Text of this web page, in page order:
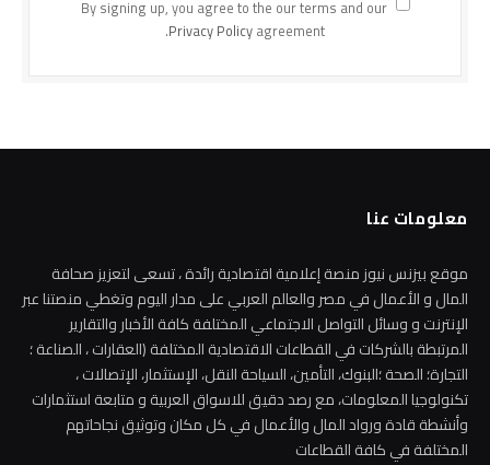
By signing up, you agree to the our terms and our
Privacy Policyagreement.
معلومات عنا
موقع بيزنس نيوز منصة إعلامية اقتصادية رائدة ، تسعى لتعزيز صحافة
المال و الأعمال في مصر والعالم العربي على مدار اليوم وتغطي منصتنا عبر
الإنترنت و وسائل التواصل الاجتماعي المختلفة كافة الأخبار والتقارير
المرتبطة بالشركات في القطاعات الاقتصادية المختلفة (العقارات ، الصناعة ؛
التجارة؛ الصحة ؛البنوك، التأمين، السياحة النقل، الإستثمار، الإتصالات ،
تكنولوجيا المعلومات، مع رصد دقيق للاسواق العربية و متابعة استثمارات
وأنشطة قادة ورواد المال والأعمال في كل مكان وتوثيق نجاحاتهم
المختلفة في كافة القطاعات